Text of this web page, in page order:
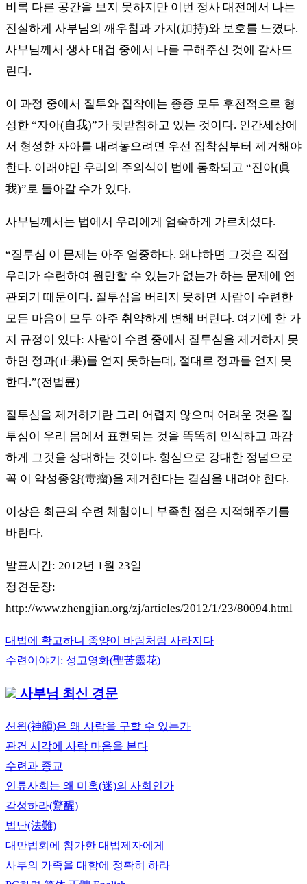
비록 다른 공간을 보지 못하지만 이번 정사 대전에서 나는
진실하게 사부님의 깨우침과 가지(加持)와 보호를 느꼈다.
사부님께서 생사 대겁 중에서 나를 구해주신 것에 감사드
린다.
이 과정 중에서 질투와 집착에는 종종 모두 후천적으로 형
성한 “자아(自我)”가 뒷받침하고 있는 것이다. 인간세상에
서 형성한 자아를 내려놓으려면 우선 집착심부터 제거해야
한다. 이래야만 우리의 주의식이 법에 동화되고 “진아(眞
我)”로 돌아갈 수가 있다.
사부님께서는 법에서 우리에게 엄숙하게 가르치셨다.
“질투심 이 문제는 아주 엄중하다. 왜냐하면 그것은 직접
우리가 수련하여 원만할 수 있는가 없는가 하는 문제에 연
관되기 때문이다. 질투심을 버리지 못하면 사람이 수련한
모든 마음이 모두 아주 취약하게 변해 버린다. 여기에 한 가
지 규정이 있다: 사람이 수련 중에서 질투심을 제거하지 못
하면 정과(正果)를 얻지 못하는데, 절대로 정과를 얻지 못
한다.”(전법륜)
질투심을 제거하기란 그리 어렵지 않으며 어려운 것은 질
투심이 우리 몸에서 표현되는 것을 똑똑히 인식하고 과감
하게 그것을 상대하는 것이다. 항심으로 강대한 정념으로
꼭 이 악성종양(毒瘤)을 제거한다는 결심을 내려야 한다.
이상은 최근의 수련 체험이니 부족한 점은 지적해주기를
바란다.
발표시간: 2012년 1월 23일
정견문장:
http://www.zhengjian.org/zj/articles/2012/1/23/80094.html
글
탐
Previous
Post:
대법에 확고하니 종양이 바람처럼 사라지다
Next
수련이야기: 성고영화(聖苦靈花)
사부님 최신 경문
션윈(神韻)은 왜 사람을 구할 수 있는가
관건 시각에 사람 마음을 본다
수련과 종교
인류사회는 왜 미혹(迷)의 사회인가
각성하라(驚醒)
법난(法難)
대만법회에 참가한 대법제자에게
사부의 가족을 대함에 정확히 하라